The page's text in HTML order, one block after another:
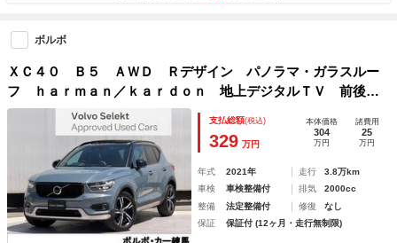
ボルボ
ＸＣ４０ Ｂ５ ＡＷＤ Ｒデザイン パノラマ・ガラスルー
フ ｈａｒｍａｎ／ｋａｒｄｏｎ 地上デジタルＴＶ 前後シ
ート・ステアリングヒーター ３６０度ビューカメラ パワー
テールゲート Ａｐｐｌｅ Ｃａｒｐｌａｙ Ａｎｄｒｏｉ
ｄ Ａｕｔｏ
支払総額(税込)
329 万円
本体価格
304
万円
諸費用
25
万円
年式 2021年 走行
3.8万km
車検
車検整備付 排気
2000cc
整備
法定整備付 修復
なし
保証
保証付 (12ヶ月・走行無制限)